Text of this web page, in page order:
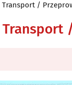
Transport /